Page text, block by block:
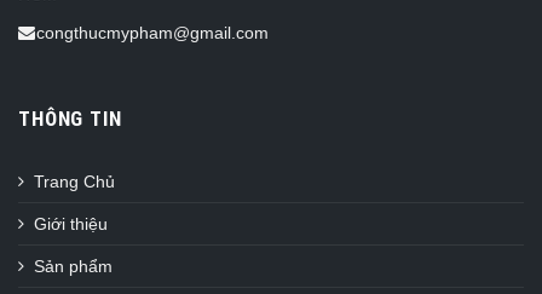
congthucmypham@gmail.com
THÔNG TIN
Trang Chủ
Giới thiệu
Sản phẩm